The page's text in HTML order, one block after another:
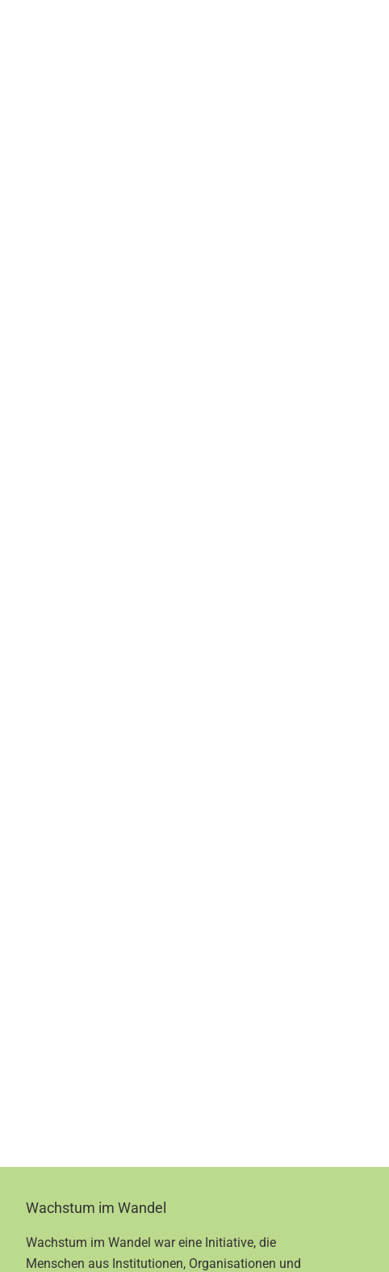
FooterWachstum im Wandel
Wachstum im Wandel war eine Initiative, die
Menschen aus Institutionen, Organisationen und